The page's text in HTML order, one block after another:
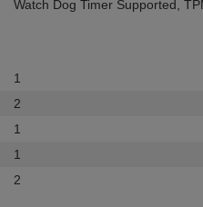
Watch Dog Timer Supported
1
2
1
1
2